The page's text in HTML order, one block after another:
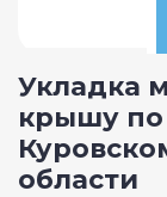
Укладка
крышу
области